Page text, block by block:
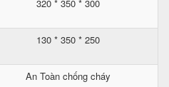
320 * 350 * 300
130 * 350 * 250
An Toàn chống cháy